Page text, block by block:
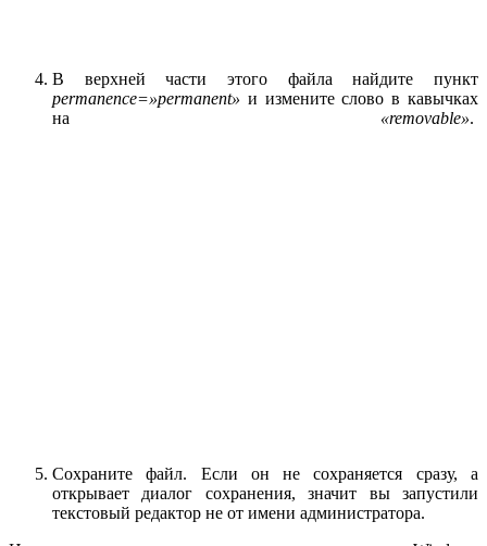
В верхней части этого файла найдите пункт
permanence=»permanent» и измените слово в кавычках
на «removable».
Сохраните файл. Если он не сохраняется сразу, а
открывает диалог сохранения, значит вы запустили
текстовый редактор не от имени администратора.